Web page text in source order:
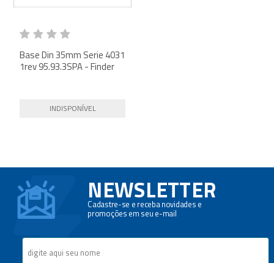
Base Din 35mm Serie 4031
1rev 95.93.3SPA - Finder
INDISPONÍVEL
NEWSLETTER
Cadastre-se e receba novidades e
promoções em seu e-mail